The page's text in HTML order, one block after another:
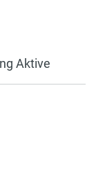
Aktive